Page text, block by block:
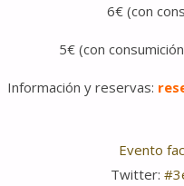
6€ (con
5€ (con
Información y reservas:
Evento
Twitter: